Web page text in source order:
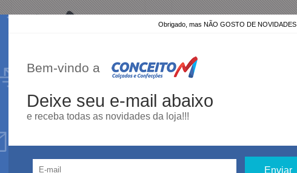
Obrigado, mas NÃO GOSTO DE NOVIDADES
Bem-vindo a
Deixe seu e-mail abaixo
e receba todas as novidades da loja!!!
Preto Rush
Masculino Sagaz Chumbo